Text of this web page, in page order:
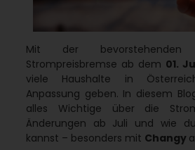
Mit der bevorstehenden
Strompreisbremse ab dem 01.
viele Haushalte in
Anpassung geben. In diesem
alles Wichtige über die
Änderungen ab Juli und wie
kannst – besonders mit Changy